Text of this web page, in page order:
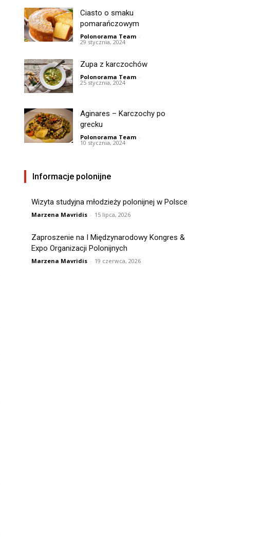
Ciasto o smaku
pomarańczowym
Polonorama Team -
29 stycznia, 2024
Zupa z karczochów
Polonorama Team -
25 stycznia, 2024
Aginares – Karczochy po
grecku
Polonorama Team -
10 stycznia, 2024
Informacje polonijne
Wizyta studyjna młodzieży polonijnej w Polsce
Marzena Mavridis - 15 lipca, 2026
Zaproszenie na I Międzynarodowy Kongres &
Expo Organizacji Polonijnych
Marzena Mavridis - 19 czerwca, 2026